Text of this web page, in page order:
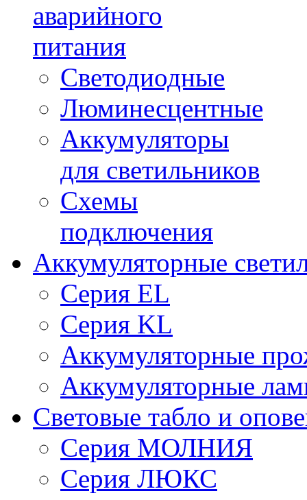
аварийного
питания
Светодиодные
Люминесцентные
Аккумуляторы
для светильников
Схемы
подключения
Аккумуляторные
Серия EL
Серия KL
Аккумуляторные
Аккумуляторные
Световые табло и
Серия МОЛНИЯ
Серия ЛЮКС